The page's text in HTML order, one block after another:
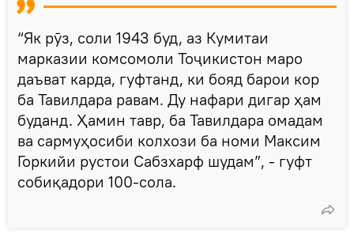
“Як рӯз, соли 1943 буд, аз Кумитаи
марказии комсомоли Тоҷикистон маро
даъват карда, гуфтанд, ки бояд барои кор
ба Тавилдара равам. Ду нафари дигар ҳам
буданд. Ҳамин тавр, ба Тавилдара омадам
ва сармуҳосиби колхози ба номи Максим
Горкийи рустои Сабзхарф шудам”, - гуфт
собиқадори 100-сола.